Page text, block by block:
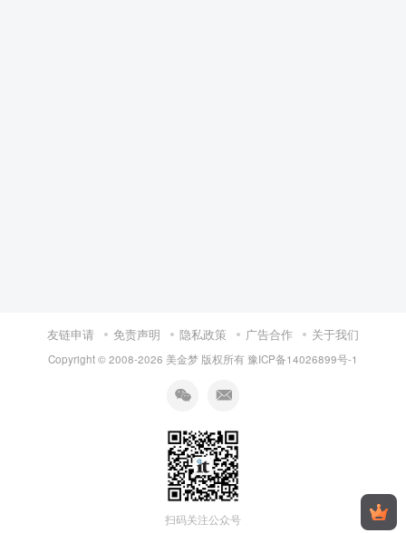
友链申请 免责声明 隐私政策 广告合作 关于我们
Copyright © 2008-2026 美金梦 版权所有 豫ICP备14026899号-1
扫码关注公众号